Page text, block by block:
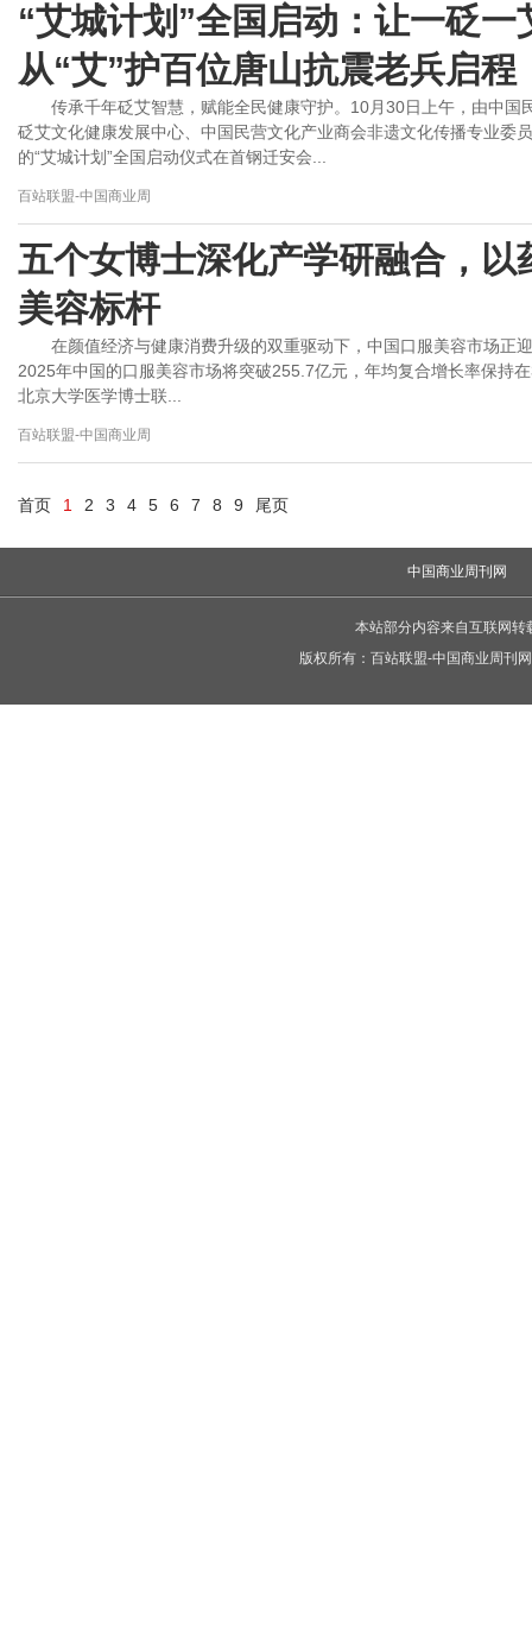
“艾城计划”全国启动：让一砭
从“艾”护百位唐山抗震老兵启程
传承千年砭艾智慧，赋能全民健康守护。10月30日上午，由中
砭艾文化健康发展中心、中国民营文化产业商会非遗文化传播专业委
的“艾城计划”全国启动仪式在首钢迁安会...
百站联盟-中国商业周
五个女博士深化产学研融合，
美容标杆
在颜值经济与健康消费升级的双重驱动下，中国口服美容市场正
2025年中国的口服美容市场将突破255.7亿元，年均复合增长率保持
北京大学医学博士联...
百站联盟-中国商业周
首页 1 2 3 4 5 6 7 8 9 尾页
中国商业周刊网
本站部分内容来自互联网
版权所有： 百站联盟-中国商业周刊网